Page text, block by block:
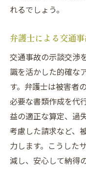
示談金相場
術
交通事故
方
交通事故
交通事故
口
れるでしょう。
弁護士による交通
交通事故の示談交渉
識を活かした的確な
す。弁護士は被害者
必要な書類作成を代
益の適正な算定、過
考慮した請求など、
力します。こうした
減し、安心して納得